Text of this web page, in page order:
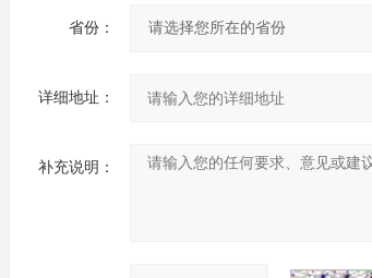
省份：
详细地址：
补充说明：